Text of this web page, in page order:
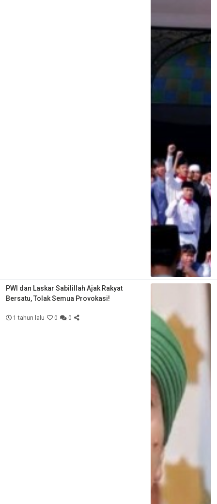
PWI dan Laskar Sabilillah Ajak Rakyat
Bersatu, Tolak Semua Provokasi!
1 tahun lalu 0 0